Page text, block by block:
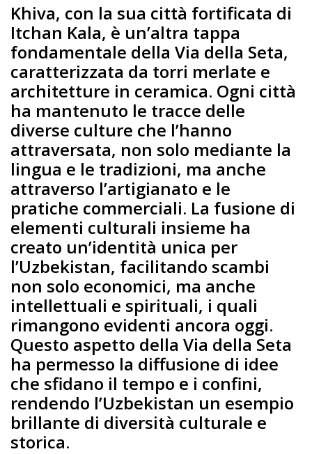
Khiva, con la sua città fortificata di
Itchan Kala, è un’altra tappa
fondamentale della Via della Seta,
caratterizzata da torri merlate e
architetture in ceramica. Ogni città
ha mantenuto le tracce delle
diverse culture che l’hanno
attraversata, non solo mediante la
lingua e le tradizioni, ma anche
attraverso l’artigianato e le
pratiche commerciali. La fusione di
elementi culturali insieme ha
creato un’identità unica per
l’Uzbekistan, facilitando scambi
non solo economici, ma anche
intellettuali e spirituali, i quali
rimangono evidenti ancora oggi.
Questo aspetto della Via della Seta
ha permesso la diffusione di idee
che sfidano il tempo e i confini,
rendendo l’Uzbekistan un esempio
brillante di diversità culturale e
storica.